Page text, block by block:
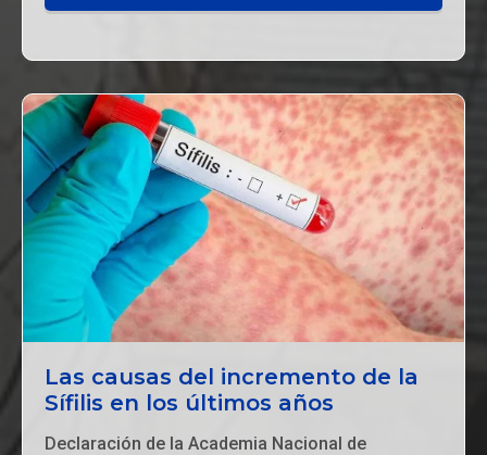
Las causas del incremento de la
Sífilis en los últimos años
Declaración de la Academia Nacional de